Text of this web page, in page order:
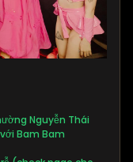
Nguyễn Thái
Bam Bam